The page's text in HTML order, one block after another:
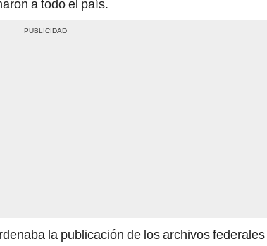
a todo el país.
la publicación de los archivos federales